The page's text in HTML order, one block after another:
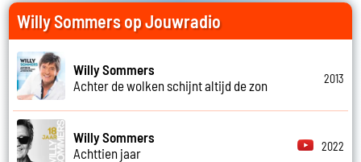
Willy Sommers op Jouwradio
Willy Sommers
Achter de wolken schijnt altijd de zon
2013
Willy Sommers
Achttien jaar
2022